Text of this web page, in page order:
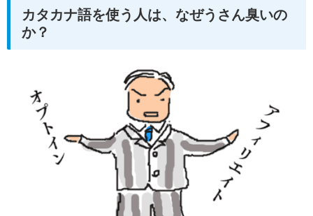
カタカナ語を使う人は、なぜうさん臭いの
か？